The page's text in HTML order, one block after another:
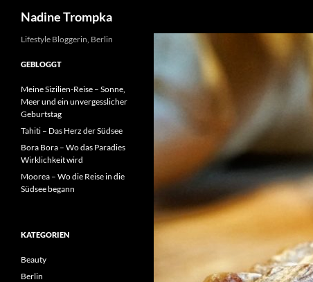
Nadine Trompka
Lifestyle Bloggerin, Berlin
GEBLOGGT
Meine Sizilien-Reise – Sonne,
Meer und ein unvergesslicher
Geburtstag
Tahiti – Das Herz der Südsee
Bora Bora – Wo das Paradies
Wirklichkeit wird
Moorea – Wo die Reise in die
Südsee begann
KATEGORIEN
Beauty
Berlin